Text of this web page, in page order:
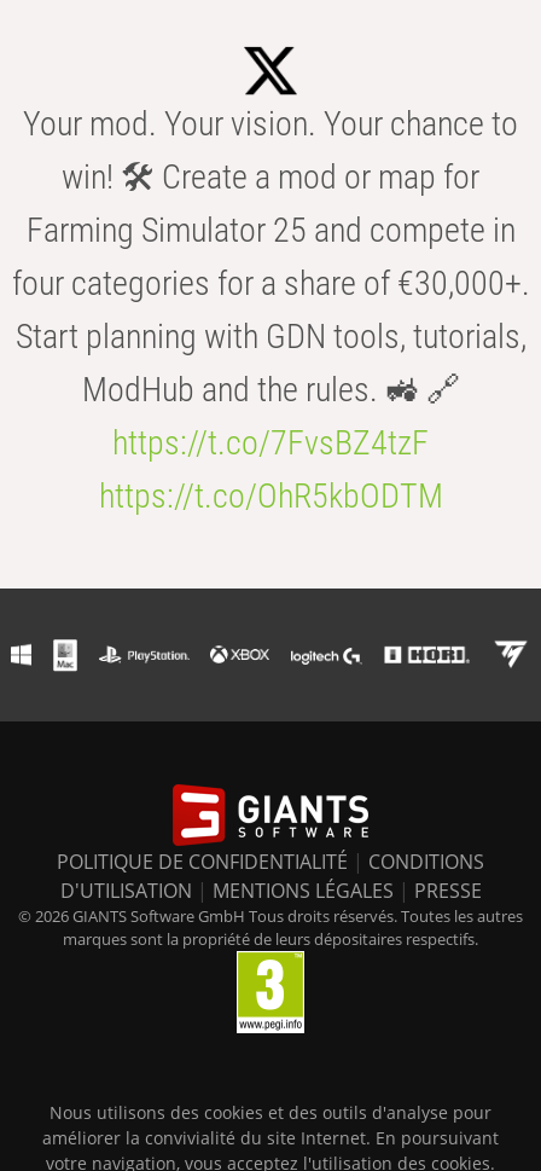
Your mod. Your vision. Your chance to
win! 🛠️ Create a mod or map for
Farming Simulator 25 and compete in
four categories for a share of €30,000+.
Start planning with GDN tools, tutorials,
ModHub and the rules. 🚜 🔗
https://t.co/7FvsBZ4tzF
https://t.co/OhR5kbODTM
POLITIQUE DE CONFIDENTIALITÉ | CONDITIONS
D'UTILISATION | MENTIONS LÉGALES | PRESSE
© 2026 GIANTS Software GmbH Tous droits réservés. Toutes les autres
marques sont la propriété de leurs dépositaires respectifs.
Nous utilisons des cookies et des outils d'analyse pour
améliorer la convivialité du site Internet. En poursuivant
votre navigation, vous acceptez l'utilisation des cookies.